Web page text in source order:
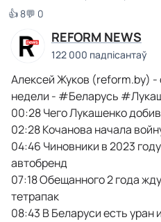
👍 8💬 0
REFORM NEWS
122 000 падпісантаў
Алексей Жуков (reform.by) -
недели - #Беларусь
00:28 Чего Лукашенко
02:28 Кочанова начала
04:46 Чиновники в 2023
автобренд
07:18 Обещанного 2 года
тетрапак
08:43 В Беларуси есть уран